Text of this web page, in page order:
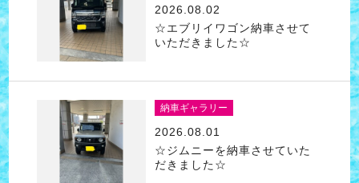
2026.08.02
☆エブリイワゴン納車させて
いただきました☆
納車ギャラリー
2026.08.01
☆ジムニーを納車させていた
だきました☆